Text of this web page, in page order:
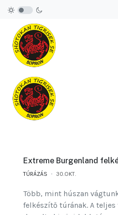
Extreme Burgenland
TÚRÁZÁS 30.OKT.
Több, mint húszan
felkészítő túrának. A